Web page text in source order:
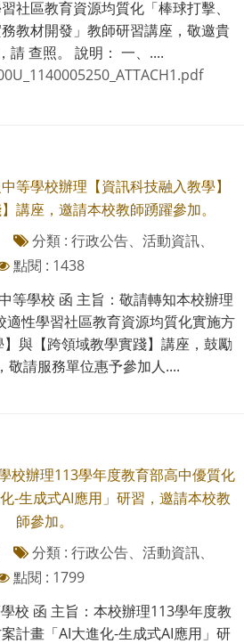
社區教育資源均質化「棒球打擊、
教材開發」教師研習講座，敬邀貴
請 查照。 說明： 一、....
等學校辦理【資訊科技融入教學】
講座，邀請本校教師踴躍參加。
分類 : 行政公告、活動資訊、
點閱 : 1438
等學校 函 主旨：敬請轉知本校辦理
適性學習社區教育資源均質化實施方
與【跨領域教學實踐】講座，鼓勵
敬請服務單位惠予參加人....
校辦理113學年度教育部高中優質化
-生成式AI應用」研習，邀請本校教
師參加。
分類 : 行政公告、活動資訊、
點閱 : 1799
校 函 主旨：本校辦理113學年度教
計畫「AI大進化-生成式AI應用」研